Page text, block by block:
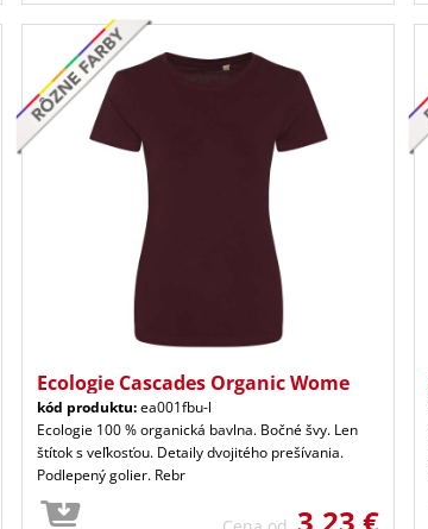
Ecologie Cascades Organic Wome
kód produktu:ea001fbu-l
Ecologie 100 % organická bavlna. Bočné švy. Len
štítok s veľkosťou. Detaily dvojitého prešívania.
Podlepený golier. Rebr